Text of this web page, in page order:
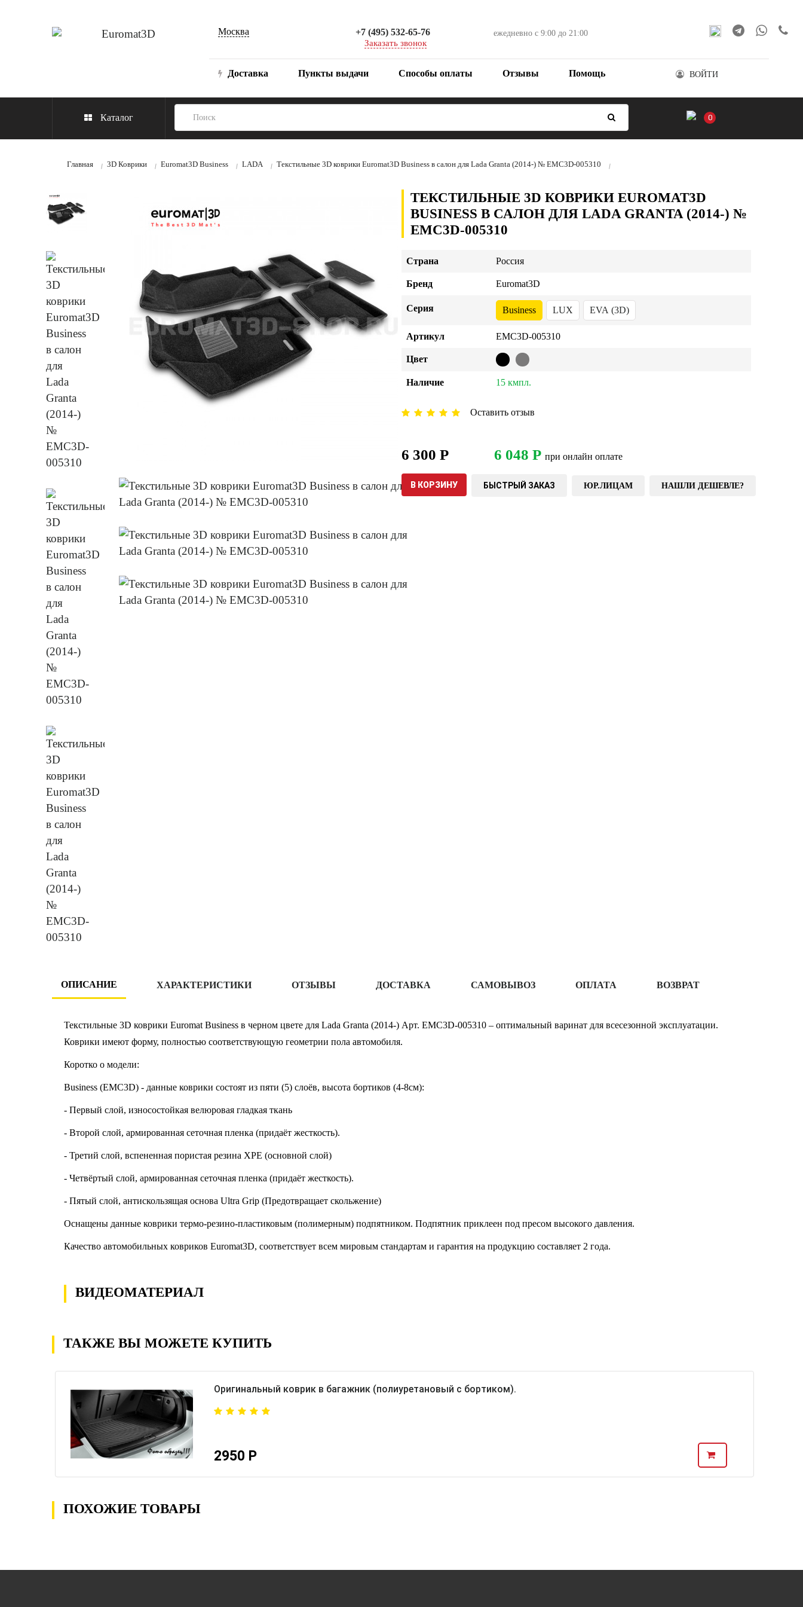
Москва +7 (495) 532-65-76
Заказать звонок
ежедневнос 9:00 до 21:00
Доставка Пункты выдачи Способы оплаты Отзывы Помощь ВОЙТИ
Каталог 0
Главная 3D Коврики Euromat3D Business LADA Текстильные 3D коврики Euromat3D Business в салон для Lada Granta (2014-) № EMC3D-005310
ТЕКСТИЛЬНЫЕ 3D КОВРИКИ EUROMAT3D
BUSINESS В САЛОН ДЛЯ LADA GRANTA (2014-) №
EMC3D-005310
Страна Россия
Бренд Euromat3D
Серия Business LUX EVA (3D)
Артикул EMC3D-005310
Цвет
Наличие 15 кмпл.
Оставить отзыв
6 300 Р 6 048 Р при онлайн оплате
В КОРЗИНУ БЫСТРЫЙ ЗАКАЗ ЮР.ЛИЦАМ НАШЛИ ДЕШЕВЛЕ?
ОПИСАНИЕ ХАРАКТЕРИСТИКИ ОТЗЫВЫ ДОСТАВКА САМОВЫВОЗ ОПЛАТА ВОЗВРАТ
Текстильные 3D коврики Euromat Business в черном цвете для Lada Granta (2014-) Арт. EMC3D-005310 – оптимальный варинат для всесезонной эксплуатации.
Коврики имеют форму, полностью соответствующую геометрии пола автомобиля.
Коротко о модели:
Business (EMC3D) - данные коврики состоят из пяти (5) слоёв, высота бортиков (4-8см):
- Первый слой, износостойкая велюровая гладкая ткань
- Второй слой, армированная сеточная пленка (придаёт жесткость).
- Третий слой, вспененная пористая резина XPE (основной слой)
- Четвёртый слой, армированная сеточная пленка (придаёт жесткость).
- Пятый слой, антискользящая основа Ultra Grip (Предотвращает скольжение)
Оснащены данные коврики термо-резино-пластиковым (полимерным) подпятником. Подпятник приклеен под пресом высокого давления.
Качество автомобильных ковриков Euromat3D, соответствует всем мировым стандартам и гарантия на продукцию составляет 2 года.
ВИДЕОМАТЕРИАЛ
ТАКЖЕ ВЫ МОЖЕТЕ КУПИТЬ
Оригинальный коврик в багажник (полиуретановый с бортиком).
2950 Р
ПОХОЖИЕ ТОВАРЫ